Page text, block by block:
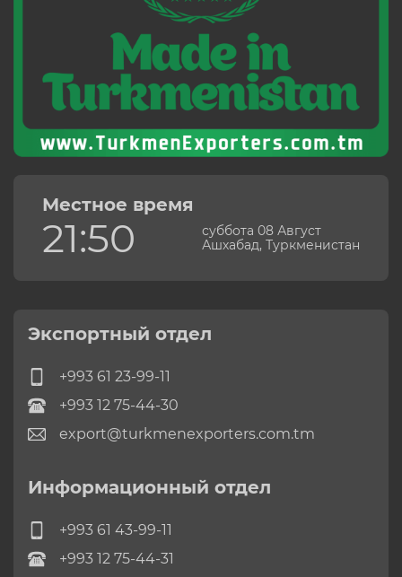
Местное время
21:50
суббота 08 Август
Ашхабад, Туркменистан
Экспортный отдел
+993 61 23-99-11
+993 12 75-44-30
export@turkmenexporters.com.tm
Информационный отдел
+993 61 43-99-11
+993 12 75-44-31